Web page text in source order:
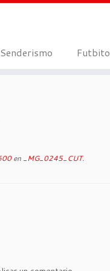
Senderismo Futbito
en _MG_0245_CUT.